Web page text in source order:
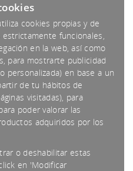
cookies propias y de
funcionales,
en la web, así como
para mostrarte publicidad
personalizada) en base a un
de tu hábitos de
visitadas), para
poder valorar las
adquiridos por los
o deshabilitar estas
en 'Modificar